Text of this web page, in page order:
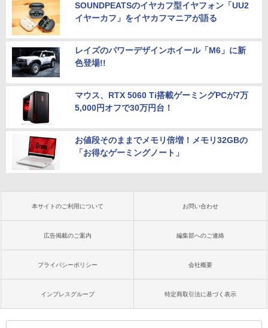
SOUNDPEATSのイヤカフ型イヤフォン「UU2
イヤーカフ」をイヤカフマニアが語る
レイズのパワーデザインホイール「M6」に新
色登場!!
マウス、RTX 5060 Ti搭載ゲーミングPCが7万
5,000円オフで30万円台！
お値段そのままでメモリ倍増！メモリ32GBの
「お得なゲーミングノート」
本サイトのご利用について お問い合わせ
広告掲載のご案内 編集部へのご連絡
プライバシーポリシー 会社概要
インプレスグループ 特定商取引法に基づく表示